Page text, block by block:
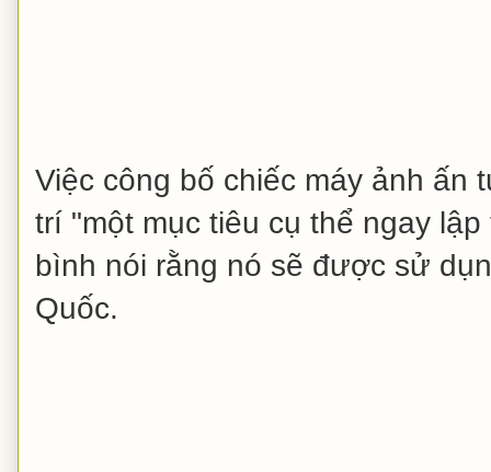
Việc công bố chiếc máy ảnh ấn
trí "một mục tiêu cụ thể ngay
bình nói rằng nó sẽ được sử
Quốc.